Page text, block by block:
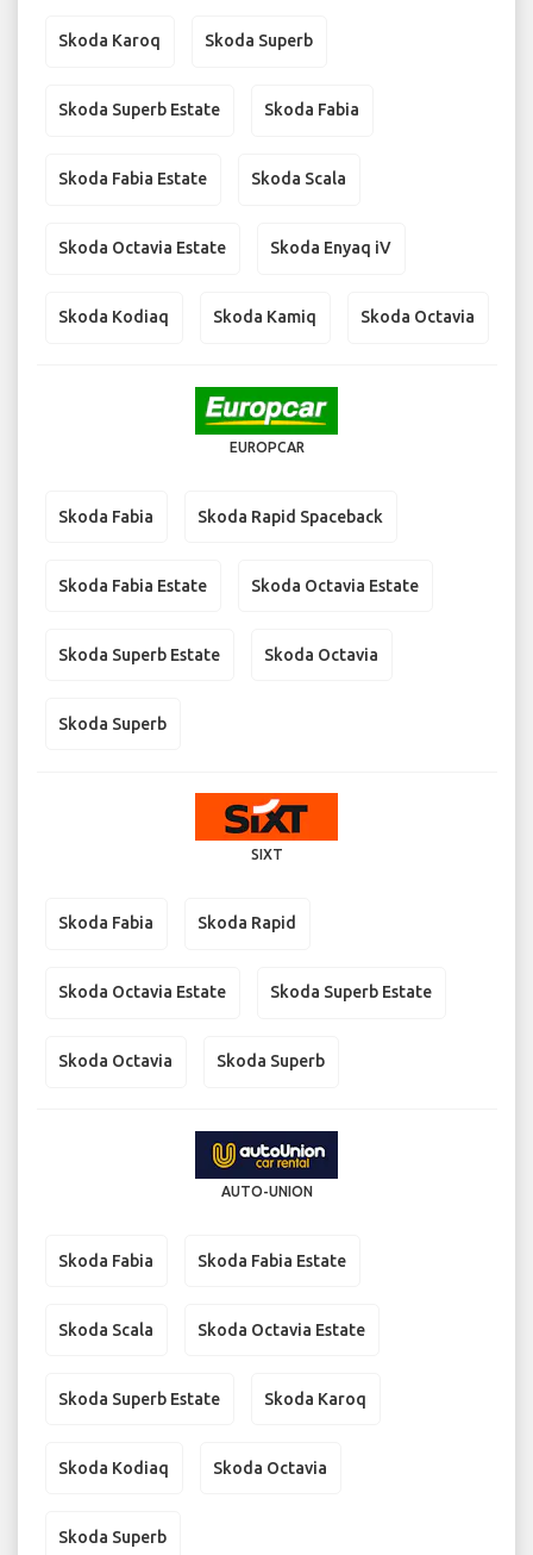
Skoda Karoq Skoda Superb
Skoda Superb Estate Skoda Fabia
Skoda Fabia Estate Skoda Scala
Skoda Octavia Estate Skoda Enyaq iV
Skoda Kodiaq Skoda Kamiq Skoda Octavia
EUROPCAR
Skoda Fabia Skoda Rapid Spaceback
Skoda Fabia Estate Skoda Octavia Estate
Skoda Superb Estate Skoda Octavia
Skoda Superb
SIXT
Skoda Fabia Skoda Rapid
Skoda Octavia Estate Skoda Superb Estate
Skoda Octavia Skoda Superb
AUTO-UNION
Skoda Fabia Skoda Fabia Estate
Skoda Scala Skoda Octavia Estate
Skoda Superb Estate Skoda Karoq
Skoda Kodiaq Skoda Octavia
Skoda Superb